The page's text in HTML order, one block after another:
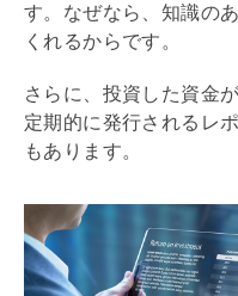
す。なぜなら、知識の
くれるからです。
さらに、投資した資金
定期的に発行されるレ
もあります。